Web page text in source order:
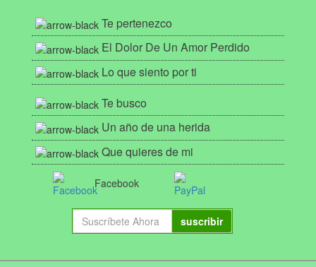
Te pertenezco
El Dolor De Un Amor Perdido
Lo que siento por ti
Te busco
Un año de una herida
Que quieres de mi
Facebook
suscribir